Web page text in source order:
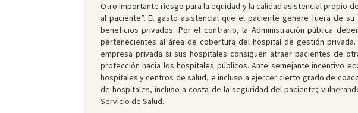
Otro importante riesgo para la equidad y la calidad asistencial propio
al paciente”. El gasto asistencial que el paciente genere fuera de
beneficios privados. Por el contrario, la Administración pública
pertenecientes al área de cobertura del hospital de gestión
empresa privada si sus hospitales consiguen atraer pacientes de
protección hacia los hospitales públicos. Ante semejante incentivo
hospitales y centros de salud, e incluso a ejercer cierto grado de
de hospitales, incluso a costa de la seguridad del paciente;
Servicio de Salud.